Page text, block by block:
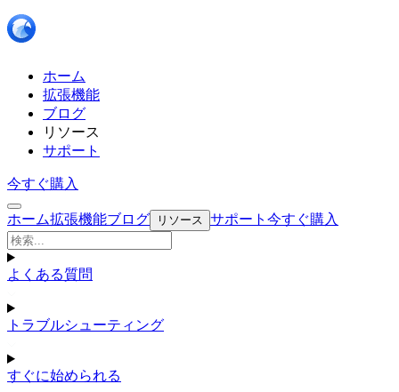
ホーム
拡張機能
ブログ
リソース
サポート
今すぐ購入
ホーム拡張機能ブログ リソース サポート 今すぐ購入
よくある質問
トラブルシューティング
すぐに始められる